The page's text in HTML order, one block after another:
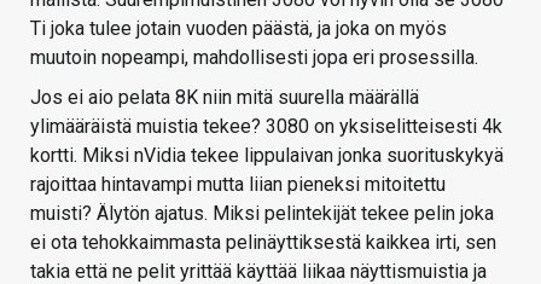
Ti joka tulee jotain vuoden päästä, ja joka on myös
muutoin nopeampi, mahdollisesti jopa eri prosessilla.
Jos ei aio pelata 8K niin mitä suurella määrällä
ylimääräistä muistia tekee? 3080 on yksiselitteisesti 4k
kortti. Miksi nVidia tekee lippulaivan jonka suorituskykyä
rajoittaa hintavampi mutta liian pieneksi mitoitettu
muisti? Älytön ajatus. Miksi pelintekijät tekee pelin joka
ei ota tehokkaimmasta pelinäyttiksestä kaikkea irti, sen
takia että ne pelit yrittää käyttää liikaa näyttismuistia ja